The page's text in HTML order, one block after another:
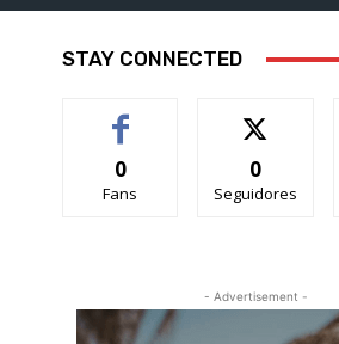
STAY CONNECTED
0
Fans
0
Seguidores
- Advertisement -